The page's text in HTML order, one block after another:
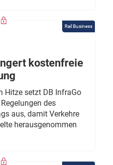
Rail Business
kostenfreie
Hitze setzt DB InfraGo
des
aus, damit Verkehre
herausgenommen